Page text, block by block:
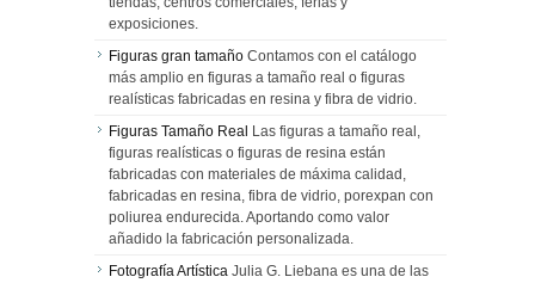
exposiciones.
Figuras gran tamaño Contamos con el catálogo
más amplio en figuras a tamaño real o figuras
realísticas fabricadas en resina y fibra de vidrio.
Figuras Tamaño Real Las figuras a tamaño real,
figuras realísticas o figuras de resina están
fabricadas con materiales de máxima calidad,
fabricadas en resina, fibra de vidrio, porexpan con
poliurea endurecida. Aportando como valor
añadido la fabricación personalizada.
Fotografía Artística Julia G. Liebana es una de las